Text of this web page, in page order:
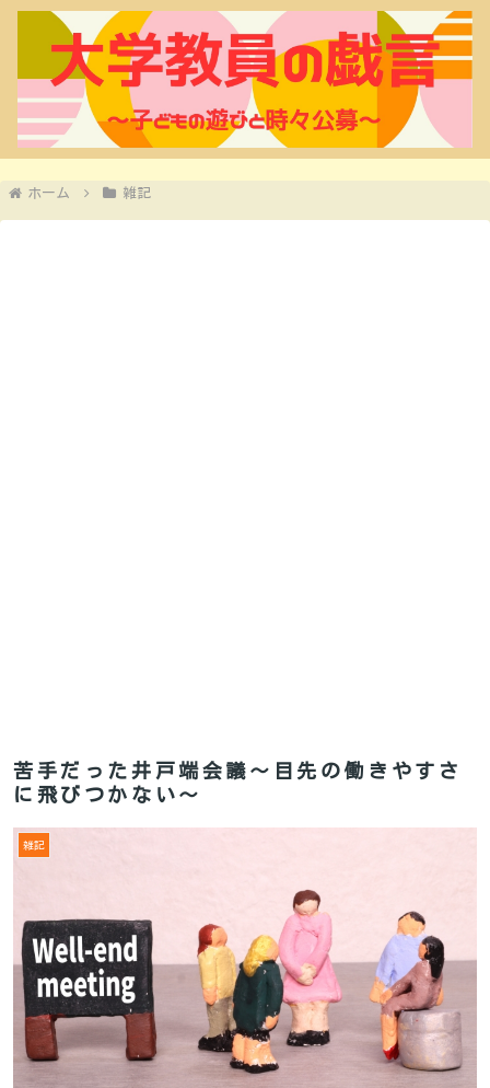
ホーム 雑記
苦手だった井戸端会議～目先の働きやすさ
に飛びつかない～
雑記